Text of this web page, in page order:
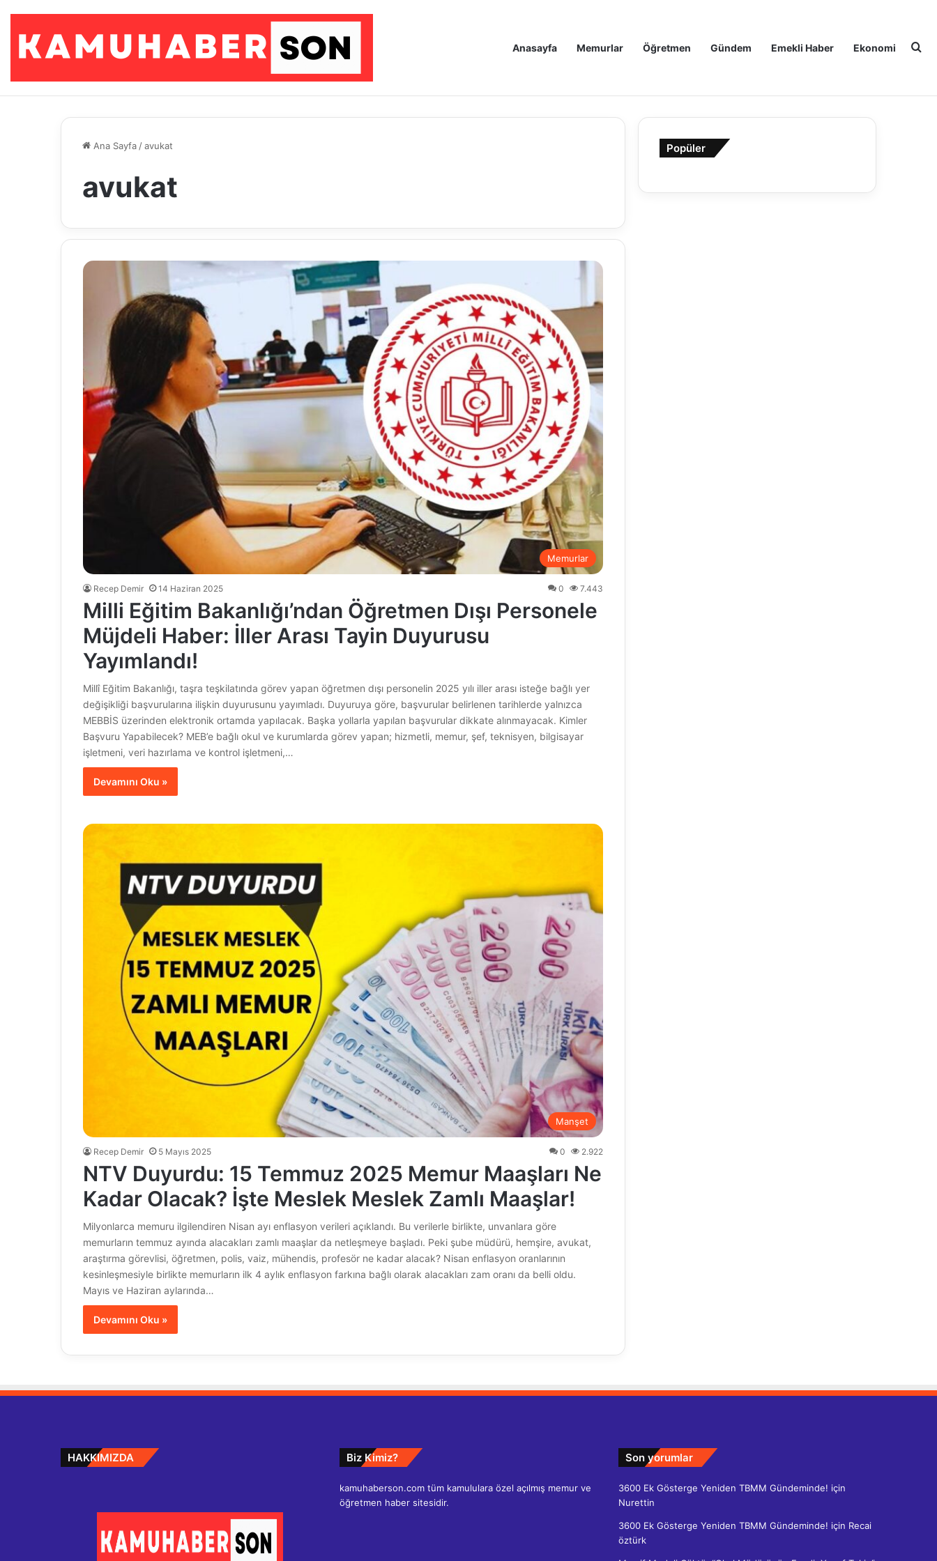
Anasayfa Memurlar Öğretmen Gündem Emekli Haber Ekonomi
Ana Sayfa /avukat
avukat
Memurlar
Recep Demir 14 Haziran 2025 0 7.443
Milli Eğitim Bakanlığı’ndan Öğretmen Dışı Personele
Müjdeli Haber: İller Arası Tayin Duyurusu
Yayımlandı!
Millî Eğitim Bakanlığı, taşra teşkilatında görev yapan öğretmen dışı personelin 2025 yılı iller arası isteğe bağlı yer
değişikliği başvurularına ilişkin duyurusunu yayımladı. Duyuruya göre, başvurular belirlenen tarihlerde yalnızca
MEBBİS üzerinden elektronik ortamda yapılacak. Başka yollarla yapılan başvurular dikkate alınmayacak. Kimler
Başvuru Yapabilecek? MEB’e bağlı okul ve kurumlarda görev yapan; hizmetli, memur, şef, teknisyen, bilgisayar
işletmeni, veri hazırlama ve kontrol işletmeni,…
Devamını Oku »
Manşet
Recep Demir 5 Mayıs 2025 0 2.922
NTV Duyurdu: 15 Temmuz 2025 Memur Maaşları Ne
Kadar Olacak? İşte Meslek Meslek Zamlı Maaşlar!
Milyonlarca memuru ilgilendiren Nisan ayı enflasyon verileri açıklandı. Bu verilerle birlikte, unvanlara göre
memurların temmuz ayında alacakları zamlı maaşlar da netleşmeye başladı. Peki şube müdürü, hemşire, avukat,
araştırma görevlisi, öğretmen, polis, vaiz, mühendis, profesör ne kadar alacak? Nisan enflasyon oranlarının
kesinleşmesiyle birlikte memurların ilk 4 aylık enflasyon farkına bağlı olarak alacakları zam oranı da belli oldu.
Mayıs ve Haziran aylarında…
Devamını Oku »
Popüler
HAKKIMIZDA Biz Kimiz?
kamuhaberson.com tüm kamululara özel açılmış memur ve
öğretmen haber sitesidir.
Son yorumlar
3600 Ek Gösterge Yeniden TBMM Gündeminde! için
Nurettin
3600 Ek Gösterge Yeniden TBMM Gündeminde! için Recai
öztürk